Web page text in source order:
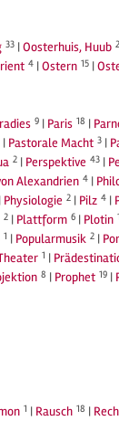
33 |Oosterhuis, Huub 2
4 |Ostern 15 |
9 | Paris 18 |
| Pastorale Macht 3 |
2 | Perspektive 43 |
Alexandrien 4 |
| Physiologie 2 | Pilz 4 |
2 | Plattform 6 | Plotin 1
1 | Popularmusik 2 |
1 |
8 | Prophet 19 |
1 | Rausch 18 |